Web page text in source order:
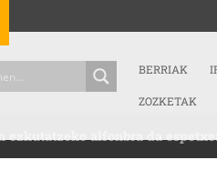
BERRIAK
ZOZKETAK
ezkutatzeko alfonbra da